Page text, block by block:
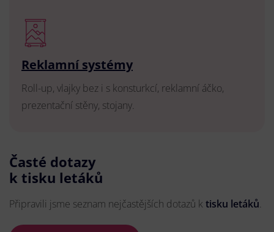
Reklamní systémy
Roll-up, vlajky bez i s konsturkcí, reklamní áčko,
prezentační stěny, stojany.
Časté dotazy
k tisku letáků
Připravili jsme seznam nejčastějších dotazů k tisku letáků.